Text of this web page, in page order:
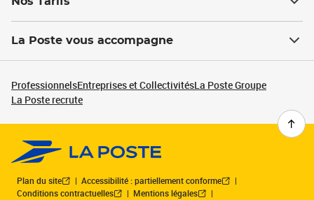
La Poste vous accompagne
ProfessionnelsEntreprises et CollectivitésLa Poste Groupe
La Poste recrute
Plan du site
Accessibilité : partiellement conforme
Conditions contractuelles
Mentions légales